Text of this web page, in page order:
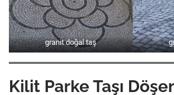
granit doğal taş
Kilit Parke Taşı